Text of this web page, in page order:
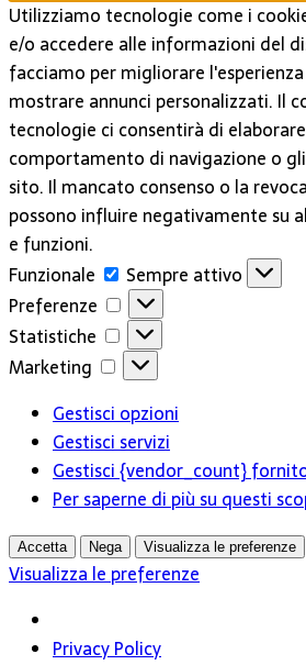
Utilizziamo tecnologie come i
e/o accedere alle informazioni del
facciamo per migliorare
mostrare annunci personalizzati. Il
tecnologie ci consentirà di
comportamento di navigazione o
sito. Il mancato consenso o la
possono influire negativamente su
e funzioni.
Funzionale
Funzionale
Sempre attivo
Preferenze
Preferenze
Statistiche
Statistiche
Marketing
Marketing
Gestisci opzioni
Gestisci servizi
Gestisci {vendor_count}
Per saperne di più su questi
Accetta Nega Visualizza le preferenze
Visualizza le preferenze
Privacy Policy